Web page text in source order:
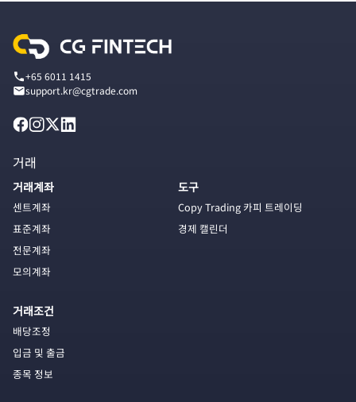
+65 6011 1415
support.kr@cgtrade.com
거래
거래계좌
센트계좌
표준계좌
전문계좌
모의계좌
거래조건
배당조정
입금 및 출금
종목 정보
도구
Copy Trading 카피 트레이딩
경제 캘린더